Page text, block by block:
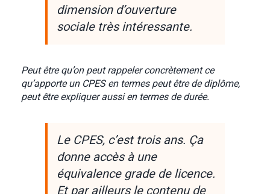
dimension d’ouverture
sociale très intéressante.
Peut être qu’on peut rappeler concrètement ce
qu’apporte un CPES en termes peut être de diplôme,
peut être expliquer aussi en termes de durée.
Le CPES, c’est trois ans. Ça
donne accès à une
équivalence grade de licence.